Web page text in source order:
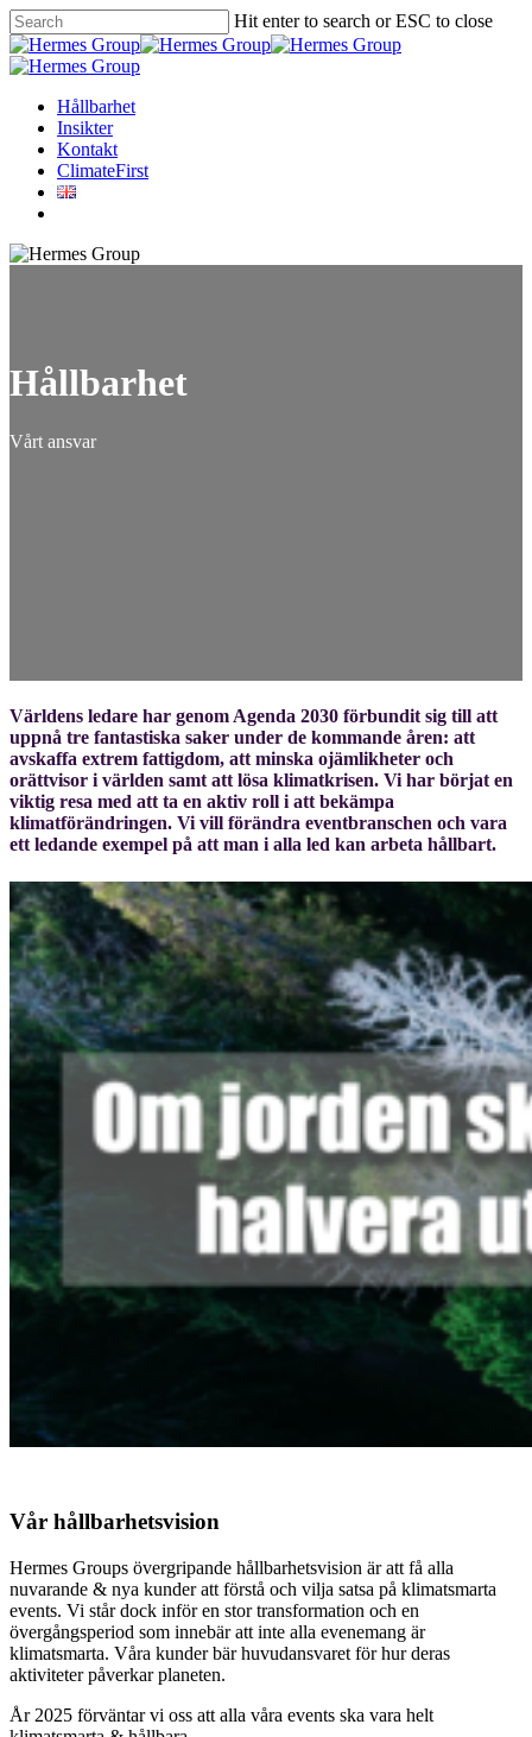
Hit enter to search or ESC to close
Hållbarhet
Insikter
Kontakt
ClimateFirst
Hållbarhet
Vårt ansvar
Världens ledare har genom Agenda 2030 förbundit sig till att
uppnå tre fantastiska saker under de kommande åren: att
avskaffa extrem fattigdom, att minska ojämlikheter och
orättvisor i världen samt att lösa klimatkrisen. Vi har börjat en
viktig resa med att ta en aktiv roll i att bekämpa
klimatförändringen. Vi vill förändra eventbranschen och vara
ett ledande exempel på att man i alla led kan arbeta hållbart.
Vår hållbarhetsvision
Hermes Groups övergripande hållbarhetsvision är att få alla
nuvarande & nya kunder att förstå och vilja satsa på klimatsmarta
events. Vi står dock inför en stor transformation och en
övergångsperiod som innebär att inte alla evenemang är
klimatsmarta. Våra kunder bär huvudansvaret för hur deras
aktiviteter påverkar planeten.
År 2025 förväntar vi oss att alla våra events ska vara helt